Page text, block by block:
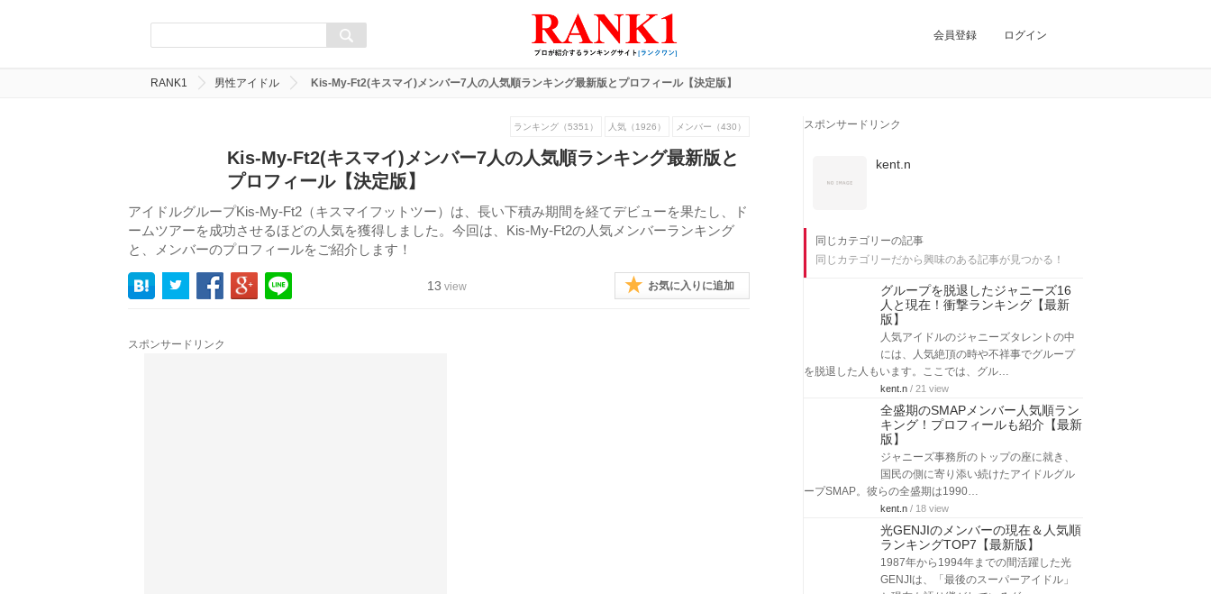
会員登録 ログイン
RANK1 男性アイドル Kis-My-Ft2(キスマイ)メンバー7人の人気順ランキング最新版とプロフィール【決定版】
ランキング（5351） 人気（1926） メンバー（430）
Kis-My-Ft2(キスマイ)メンバー7人の人気順ランキング最新版と
プロフィール【決定版】
アイドルグループKis-My-Ft2（キスマイフットツー）は、長い下積み期間を経てデビューを果たし、ド
ームツアーを成功させるほどの人気を獲得しました。今回は、Kis-My-Ft2の人気メンバーランキング
と、メンバーのプロフィールをご紹介します！
13 view お気に入りに追加
スポンサードリンク
スポンサードリンク
kent.n
同じカテゴリーの記事
同じカテゴリーだから興味のある記事が見つかる！
グループを脱退したジャニーズ16
人と現在！衝撃ランキング【最新
版】
人気アイドルのジャニーズタレントの中
には、人気絶頂の時や不祥事でグループ
を脱退した人もいます。ここでは、グル…
kent.n / 21 view
全盛期のSMAPメンバー人気順ラン
キング！プロフィールも紹介【最新
版】
ジャニーズ事務所のトップの座に就き、
国民の側に寄り添い続けたアイドルグル
ープSMAP。彼らの全盛期は1990…
kent.n / 18 view
光GENJIのメンバーの現在＆人気順
ランキングTOP7【最新版】
1987年から1994年までの間活躍した光
GENJIは、「最後のスーパーアイドル」